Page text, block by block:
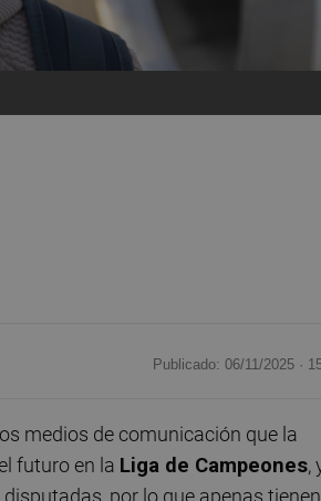
Publicado: 06/11/2025 ·
medios de comunicación que la
futuro en la Liga de Campeones,
por lo que apenas tienen